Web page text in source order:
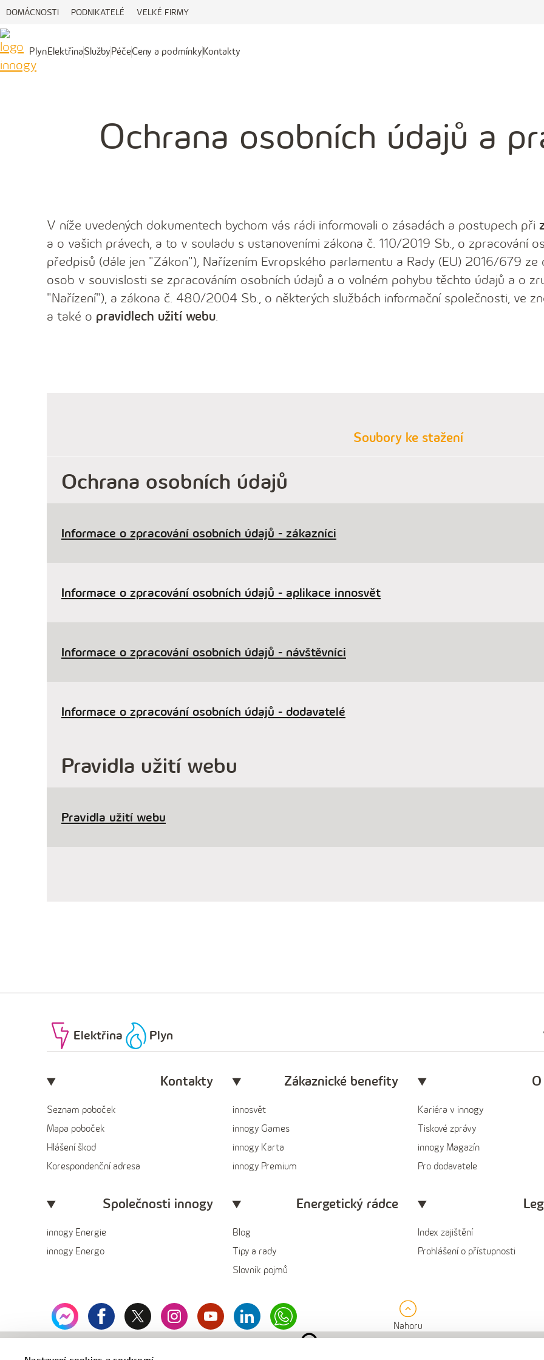
DOMÁCNOSTI PODNIKATELÉ VELKÉ FIRMY
Plyn
PlynElektřina
ElektřinaSlužby
Služby Péče
PéčeCeny a podmínky
Ceny
Kontakty
Kontakty
Ochrana osobních údajů a
V níže uvedených dokumentech bychom vás rádi informovali o zásadách a postupech při
a o vašich právech, a to v souladu s ustanoveními zákona č. 110/2019 Sb., o zpracování
předpisů (dále jen "Zákon"), Nařízením Evropského parlamentu a Rady (EU) 2016/679
osob v souvislosti se zpracováním osobních údajů a o volném pohybu těchto údajů a o
"Nařízení"), a zákona č. 480/2004 Sb., o některých službách informační společnosti, ve
a také o pravidlech užití webu.
Soubory ke stažení
Ochrana osobních údajů
Informace o zpracování osobních údajů - zákazníci
Informace o zpracování osobních údajů - aplikace innosvět
Informace o zpracování osobních údajů - návštěvníci
Informace o zpracování osobních údajů - dodavatelé
Pravidla užití webu
Pravidla užití webu
Elektřina Plyn
Kontakty
Seznam poboček
Mapa poboček
Hlášení škod
Korespondenční adresa
Zákaznické benefity
innosvět
innogy Games
innogy Karta
innogy Premium
Kariéra v innogy
Tiskové zprávy
innogy Magazín
Pro dodavatele
Společnosti innogy
innogy Energie
innogy Energo
Energetický rádce
Blog
Tipy a rady
Slovník pojmů
Index zajištění
Prohlášení o přístupnosti
messengerfacebook
x
innogy
instagramyoutubeLinkedinWhatsapp
Nahoru